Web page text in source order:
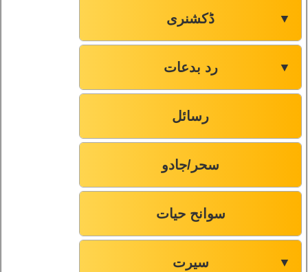
ڈکشنری ▼
رد بدعات ▼
رسائل
سحر/جادو
سوانح حیات
سیرت ▼